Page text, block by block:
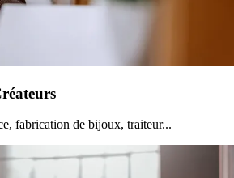
fabrication de bijoux, traiteur...